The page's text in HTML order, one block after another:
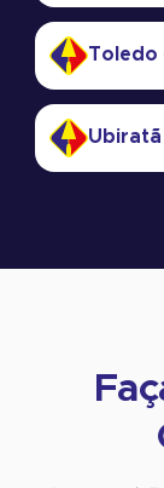
Toledo
Ubiratã